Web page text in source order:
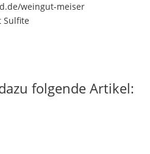
weingut-meiser
Sulfite
folgende Artikel: